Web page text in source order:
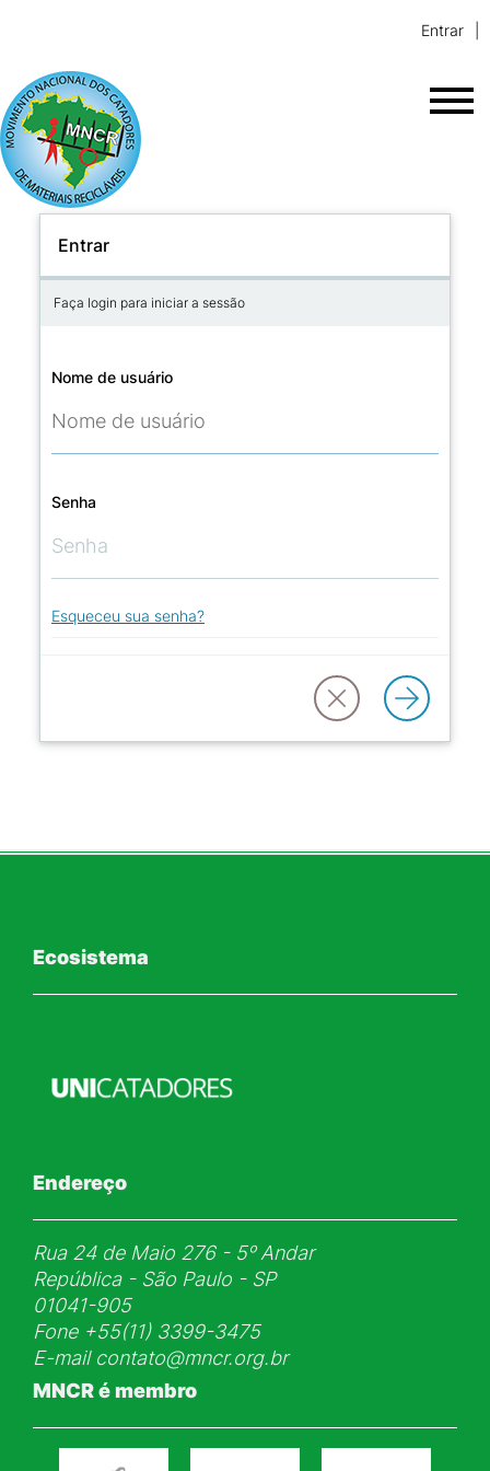
Entrar
Entrar
Faça login para iniciar a sessão
Nome de usuário
Senha
Esqueceu sua senha?
Ecosistema
Endereço
Rua 24 de Maio 276 - 5ᵒ Andar
República - São Paulo - SP
01041-905
Fone+55(11) 3399-3475
E-mail contato@mncr.org.br
MNCR é membro